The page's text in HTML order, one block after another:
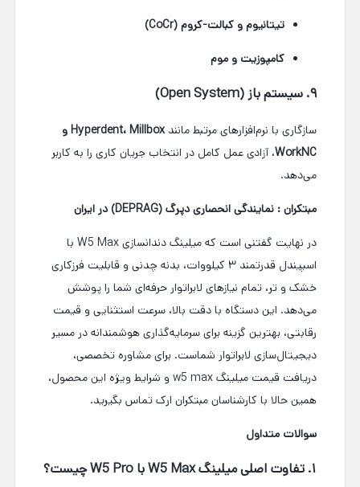
تیتانیوم و کبالت-کروم (CoCr)
کامپوزیت و موم
۹. سیستم باز (Open System)
سازگاری با نرم‌افزارهای مرتبط مانند
Hyperdent، Millbox و
WorkNC، آزادی عمل کامل در انتخاب جریان کاری را به کاربر
می‌دهد.
مبتکران : نمایندگی انحصاری دپرگ (DEPRAG) در ایران
در نهایت گفتنی است که میلینگ دندانسازی W5 Max با
اسپیندل قدرتمند ۳ کیلووات، بدنه چدنی و قابلیت فرزکاری
خشک و تر، تمام نیازهای لابراتوار حرفه‌ای شما را پوشش
می‌دهد. این دستگاه با دقت بالا، سرعت استثنایی و قیمت
رقابتی، بهترین گزینه برای سرمایه‌گذاری هوشمندانه در مسیر
دیجیتال‌سازی لابراتوار شماست. برای مشاوره تخصصی،
دریافت قیمت میلینگ w5 max و شرایط ویژه این محصول،
همین حالا با کارشناسان مبتکران ارک تماس بگیرید.
سوالات متداول
۱. تفاوت اصلی میلینگ W5 Max با W5 Pro چیست؟